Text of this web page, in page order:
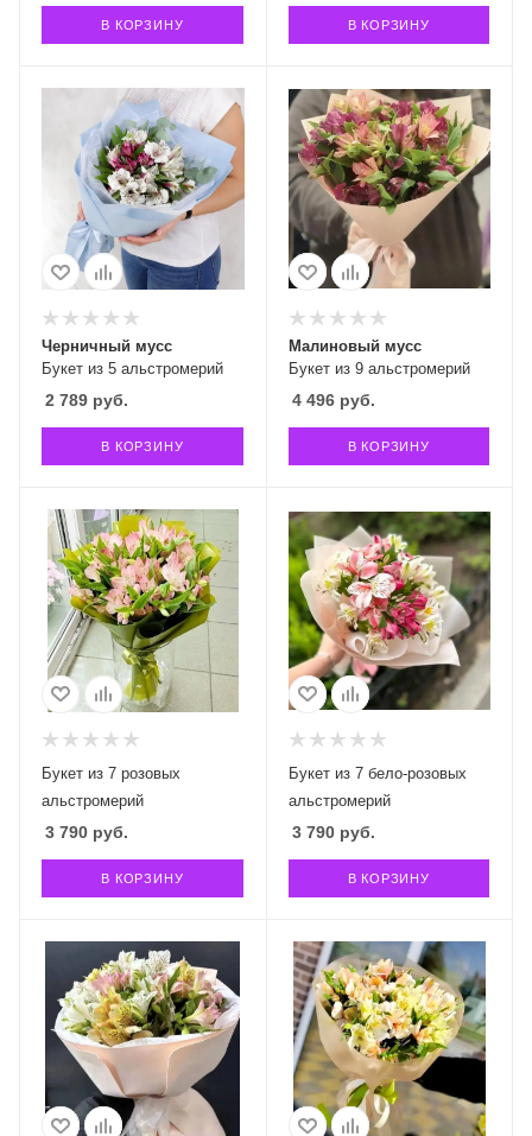
В КОРЗИНУ В КОРЗИНУ
Букет из 5 альстромерий
Черничный мусс
2 789 руб.
В КОРЗИНУ
Букет из 9 альстромерий
Малиновый мусс
4 496руб.
В КОРЗИНУ
Букет из 7 розовых
альстромерий
3 790 руб.
В КОРЗИНУ
Букет из 7 бело-розовых
альстромерий
3 790руб.
В КОРЗИНУ